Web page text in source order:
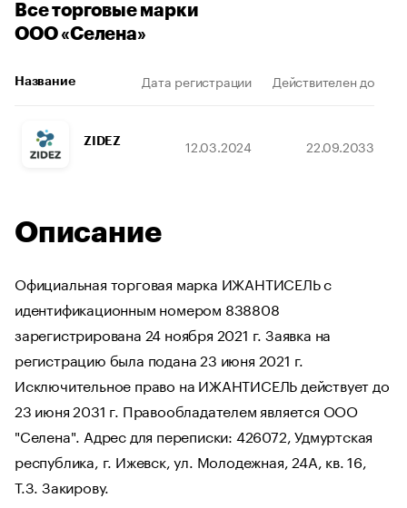
Все торговые марки
ООО «Селена»
Название Дата регистрации Действителен до
ZIDEZ 12.03.2024 22.09.2033
Описание
Официальная торговая марка ИЖАНТИСЕЛЬ с
идентификационным номером 838808
зарегистрирована 24 ноября 2021 г. Заявка на
регистрацию была подана 23 июня 2021 г.
Исключительное право на ИЖАНТИСЕЛЬ действует до
23 июня 2031 г. Правообладателем является ООО
"Селена". Адрес для переписки: 426072, Удмуртская
республика, г. Ижевск, ул. Молодежная, 24А, кв. 16,
Т.З. Закирову.